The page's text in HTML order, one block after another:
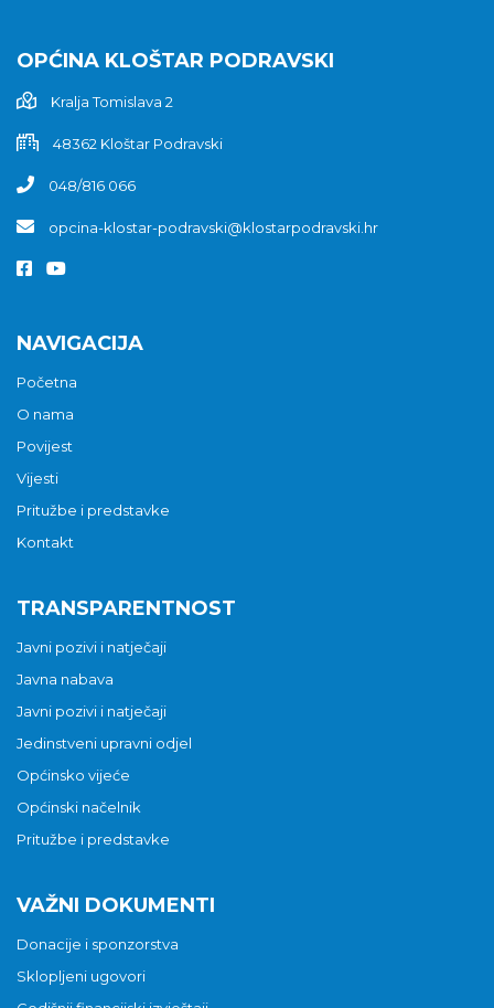
OPĆINA KLOŠTAR PODRAVSKI
Kralja Tomislava 2
48362 Kloštar Podravski
048/816 066
opcina-klostar-podravski@klostarpodravski.hr
NAVIGACIJA
Početna
O nama
Povijest
Vijesti
Pritužbe i predstavke
Kontakt
TRANSPARENTNOST
Javni pozivi i natječaji
Javna nabava
Javni pozivi i natječaji
Jedinstveni upravni odjel
Općinsko vijeće
Općinski načelnik
Pritužbe i predstavke
VAŽNI DOKUMENTI
Donacije i sponzorstva
Sklopljeni ugovori